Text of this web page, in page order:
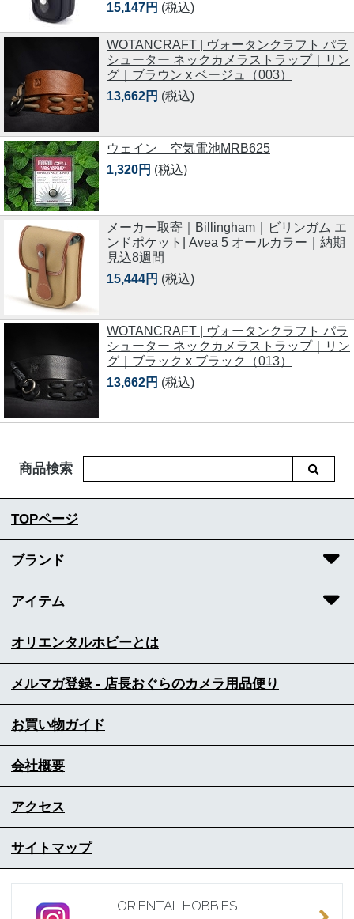
15,147円 (税込)
WOTANCRAFT | ヴォータンクラフト パラ
シューター ネックカメラストラップ｜リン
グ｜ブラウン x ベージュ（003）
13,662円 (税込)
ウェイン 空気電池MRB625
1,320円 (税込)
メーカー取寄｜Billingham｜ビリンガム エ
ンドポケット| Avea 5 オールカラー｜納期
見込8週間
15,444円 (税込)
WOTANCRAFT | ヴォータンクラフト パラ
シューター ネックカメラストラップ｜リン
グ｜ブラック x ブラック（013）
13,662円 (税込)
商品検索
TOPページ
ブランド
アイテム
オリエンタルホビーとは
メルマガ登録 - 店長おぐらのカメラ用品便り
お買い物ガイド
会社概要
アクセス
サイトマップ
ORIENTAL HOBBIES